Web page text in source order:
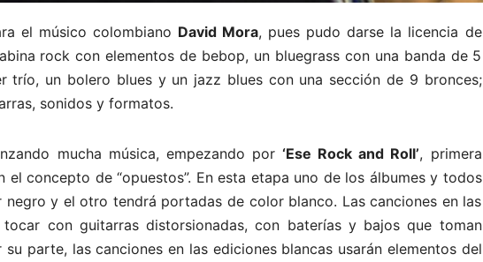
el músico colombiano David Mora, pues pudo darse la licencia de
rock con elementos de bebop, un bluegrass con una banda de 5
trío, un bolero blues y un jazz blues con una sección de 9 bronces;
sonidos y formatos.
mucha música, empezando por ‘Ese Rock and Roll’, primera
concepto de “opuestos”. En esta etapa uno de los álbumes y todos
y el otro tendrá portadas de color blanco. Las canciones en las
con guitarras distorsionadas, con baterías y bajos que toman
parte, las canciones en las ediciones blancas usarán elementos del